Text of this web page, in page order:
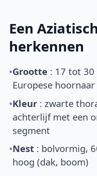
Een
herkennen
•Grootte : 17 tot
Europese hoornaar
•Kleur : zwarte
achterlijf met een
segment
•Nest : bolvormig,
hoog (dak, boom)